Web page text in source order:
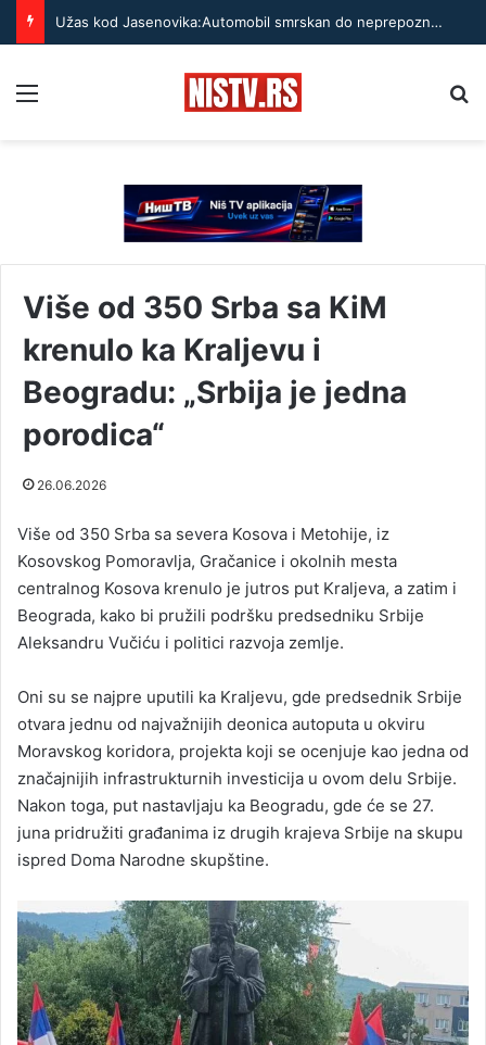
Užas kod Jasenovika:Automobil smrskan do neprepoznatljivosti, točak odleteo – strahuje se da ima teško povređenih
Više od 350 Srba sa KiM
krenulo ka Kraljevu i
Beogradu: „Srbija je jedna
porodica“
26.06.2026
Više od 350 Srba sa severa Kosova i Metohije, iz
Kosovskog Pomoravlja, Gračanice i okolnih mesta
centralnog Kosova krenulo je jutros put Kraljeva, a zatim i
Beograda, kako bi pružili podršku predsedniku Srbije
Aleksandru Vučiću i politici razvoja zemlje.
Oni su se najpre uputili ka Kraljevu, gde predsednik Srbije
otvara jednu od najvažnijih deonica autoputa u okviru
Moravskog koridora, projekta koji se ocenjuje kao jedna od
značajnijih infrastrukturnih investicija u ovom delu Srbije.
Nakon toga, put nastavljaju ka Beogradu, gde će se 27.
juna pridružiti građanima iz drugih krajeva Srbije na skupu
ispred Doma Narodne skupštine.